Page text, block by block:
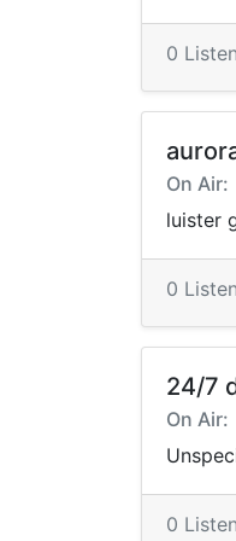
0
On Air:
luister
0
24/7
On Air:
0